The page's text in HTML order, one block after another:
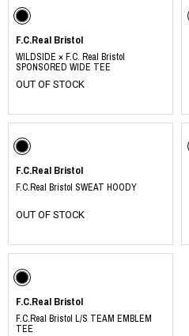
F.C.Real Bristol
WILDSIDE × F.C. Real Bristol
SPONSORED WIDE TEE
OUT OF STOCK
F.C.Real Bristol
F.C.Real Bristol SWEAT HOODY
OUT OF STOCK
F.C.Real Bristol
F.C.Real Bristol L/S TEAM EMBLEM
TEE